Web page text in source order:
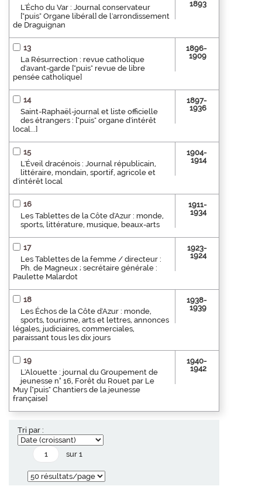
L'Écho du Var : Journal conservateur
["puis" Organe libéral] de l'arrondissement
de Draguignan
1893
13
La Résurrection : revue catholique
d'avant-garde ["puis" revue de libre
pensée catholique]
1896-
1909
14
Saint-Raphaël-journal et liste officielle
des étrangers : ["puis" organe d'intérêt
local...]
1897-
1936
15
L'Éveil dracénois : Journal républicain,
littéraire, mondain, sportif, agricole et
d'intérêt local
1904-
1914
16
Les Tablettes de la Côte d'Azur : monde,
sports, littérature, musique, beaux-arts
1911-
1934
17
Les Tablettes de la femme / directeur :
Ph. de Magneux ; secrétaire générale :
Paulette Malardot
1923-
1924
18
Les Échos de la Côte d'Azur : monde,
sports, tourisme, arts et lettres, annonces
légales, judiciaires, commerciales,
paraissant tous les dix jours
1938-
1939
19
L'Alouette : journal du Groupement de
jeunesse n° 16, Forêt du Rouet par Le
Muy ["puis" Chantiers de la jeunesse
française]
1940-
1942
Tri par :
sur 1